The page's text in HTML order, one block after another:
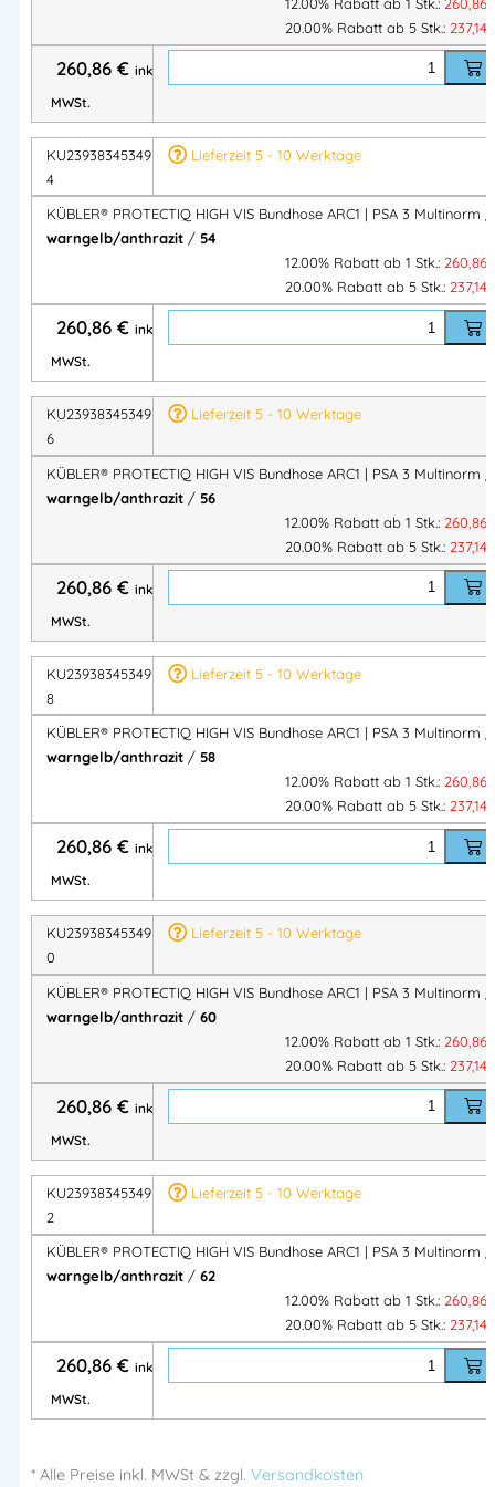
Warnorange / Warngelb mit schwarzen Akzenten
Zertifizierungen & Schutzfunktionen
Norm
Beschreibung
EN ISO
11611:2015
EN ISO
11612:2015
Hitzeschutz: A1, B1, C1, F1 – Schutz vor
Störlichtbogenschutz – APC = 1
EN 1149-5
Antistatikschutz
+ A1
PSA-
Kategorie
III – Persönliche Schutzausrüstung höchster
Produktvorteile auf einen Blick
ARC1-Störlichtbogenschutz (APC=1)– sicher bei
elektrischen Arbeiten & Anlagen
Flammhemmend & hitzebeständig– Schutz vor Funken,
Hitze & Flammenkontakt
Warnschutz Klasse 2 (EN ISO 20471)– hohe Sichtbarkeit
durch Reflexdesign
Ergonomischer Schnitt & FlexZone-Bund– maximale
Bewegungsfreiheit
Durchdachte Taschenanordnung
EasyBrand-Funktion– zertifizierte Logo- oder
Namensveredelung möglich
SmartRepair-System
Riegelverstärkte Belastungspunkte– erhöhte
Leicht & komfortabel – nur 260 g/m² Gewebegewicht
für angenehmes Tragen
Einsatzbereiche
Optimal geeignet für:
Energie- & Elektroindustrie
Instandhaltung & Wartung
Metall- & Elektrohandwerk
Arbeiten mit Hitze-, Flammen- oder Lichtbogenrisiken
KÜBLER® PROTECTIQ HIGH VIS Bundhose ARC1 PSA 3 –
leichte Multinormhose mit Störlichtbogen-, Flammen-, Hitze- &
antistatisch & industriewäschegeeignet.
20.00% Rabatt ab 5 Stk.: 237,14
260,86 € inkl.
MWSt.
KU2393834534975
4
Lieferzeit 5 - 10 Werktage
KÜBLER® PROTECTIQ HIGH VIS Bundhose ARC1 | PSA 3 Multinorm /
warngelb/anthrazit/ 54
12.00% Rabatt ab 1 Stk.: 260,86
20.00% Rabatt ab 5 Stk.: 237,14
260,86 € inkl.
MWSt.
KU2393834534975
6
Lieferzeit 5 - 10 Werktage
KÜBLER® PROTECTIQ HIGH VIS Bundhose ARC1 | PSA 3 Multinorm /
warngelb/anthrazit/ 56
12.00% Rabatt ab 1 Stk.: 260,86
20.00% Rabatt ab 5 Stk.: 237,14
260,86 € inkl.
MWSt.
KU2393834534975
8
Lieferzeit 5 - 10 Werktage
KÜBLER® PROTECTIQ HIGH VIS Bundhose ARC1 | PSA 3 Multinorm /
warngelb/anthrazit/ 58
12.00% Rabatt ab 1 Stk.: 260,86
20.00% Rabatt ab 5 Stk.: 237,14
260,86 € inkl.
MWSt.
KU2393834534976
0
Lieferzeit 5 - 10 Werktage
KÜBLER® PROTECTIQ HIGH VIS Bundhose ARC1 | PSA 3 Multinorm /
warngelb/anthrazit/ 60
12.00% Rabatt ab 1 Stk.: 260,86
20.00% Rabatt ab 5 Stk.: 237,14
260,86 € inkl.
MWSt.
KU2393834534976
2
Lieferzeit 5 - 10 Werktage
KÜBLER® PROTECTIQ HIGH VIS Bundhose ARC1 | PSA 3 Multinorm /
warngelb/anthrazit/ 62
12.00% Rabatt ab 1 Stk.: 260,86
20.00% Rabatt ab 5 Stk.: 237,14
260,86 € inkl.
MWSt.
* Alle Preise inkl. MWSt & zzgl. Versandkosten